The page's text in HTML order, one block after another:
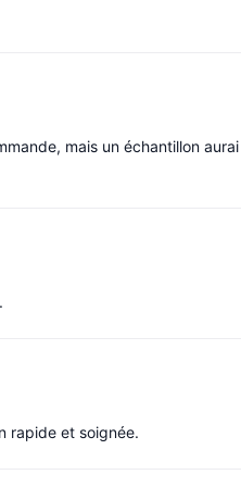
mais un échantillon
rapide et soignée.